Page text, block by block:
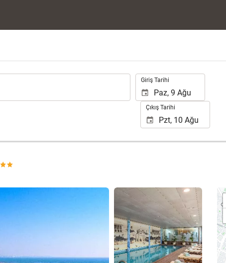
Giriş Tarihi
Çıkış Tarihi
25 fotoğrafı gör